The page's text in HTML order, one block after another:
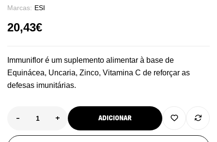
Marcas: ESI
20,43€
Immuniflor é um suplemento alimentar à base de
Equinácea, Uncaria, Zinco, Vitamina C de reforçar as
defesas imunitárias.
- + ADICIONAR